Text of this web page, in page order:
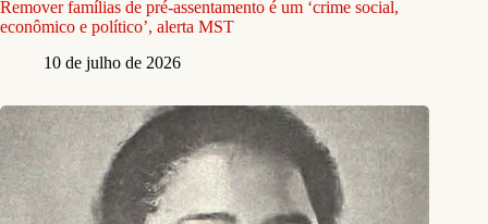
Remover famílias de pré-assentamento é um ‘crime social,
econômico e político’, alerta MST
10 de julho de 2026